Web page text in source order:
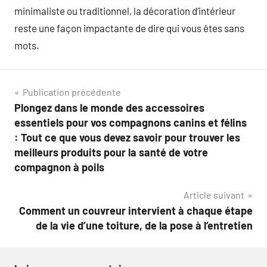
minimaliste ou traditionnel, la décoration d’intérieur
reste une façon impactante de dire qui vous êtes sans
mots.
Navigation
de
l’article
Publication précédente
Plongez dans le monde des accessoires
essentiels pour vos compagnons canins et félins
: Tout ce que vous devez savoir pour trouver les
meilleurs produits pour la santé de votre
compagnon à poils
Article suivant
Comment un couvreur intervient à chaque étape
de la vie d’une toiture, de la pose à l’entretien